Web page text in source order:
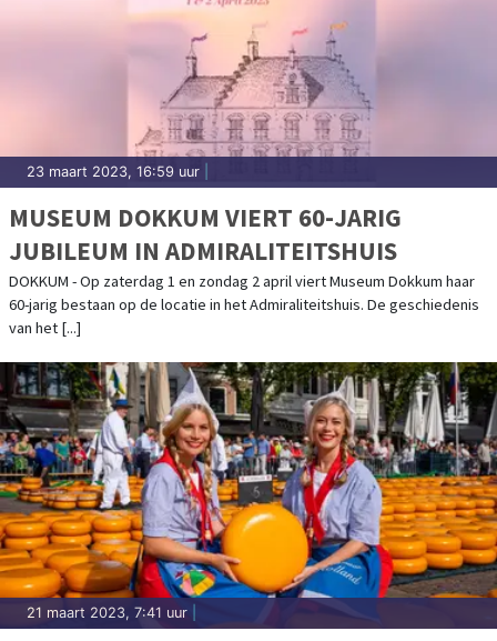
23 maart 2023, 16:59 uur
MUSEUM DOKKUM VIERT 60-JARIG
JUBILEUM IN ADMIRALITEITSHUIS
DOKKUM - Op zaterdag 1 en zondag 2 april viert Museum Dokkum haar
60-jarig bestaan op de locatie in het Admiraliteitshuis. De geschiedenis
van het [...]
21 maart 2023, 7:41 uur